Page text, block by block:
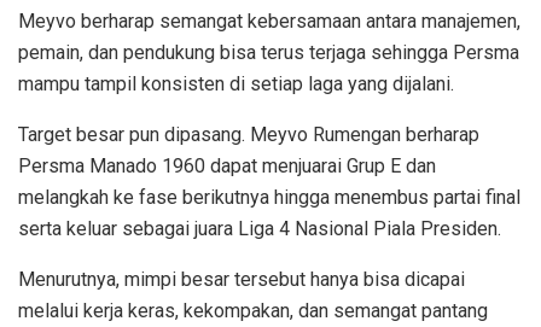
Meyvo berharap semangat kebersamaan antara manajemen,
pemain, dan pendukung bisa terus terjaga sehingga Persma
mampu tampil konsisten di setiap laga yang dijalani.
Target besar pun dipasang. Meyvo Rumengan berharap
Persma Manado 1960 dapat menjuarai Grup E dan
melangkah ke fase berikutnya hingga menembus partai final
serta keluar sebagai juara Liga 4 Nasional Piala Presiden.
Menurutnya, mimpi besar tersebut hanya bisa dicapai
melalui kerja keras, kekompakan, dan semangat pantang